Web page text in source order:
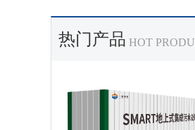
热门产品 HOT